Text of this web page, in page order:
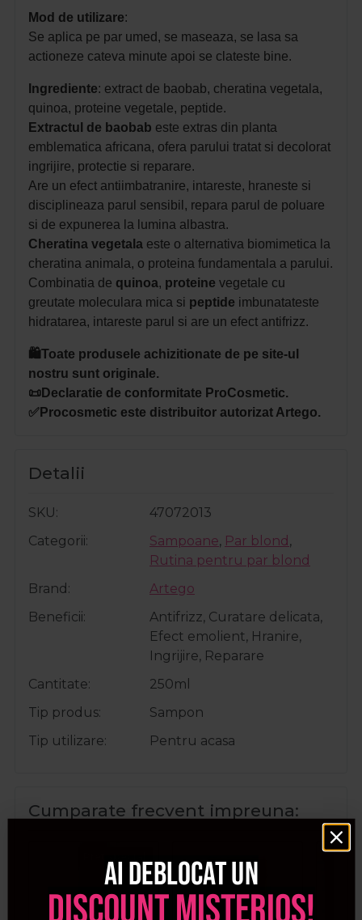
Mod de utilizare:
Se aplica pe par umed, se maseaza, se lasa sa
actioneze cateva minute apoi se clateste bine.
Ingrediente: extract de baobab, cheratina vegetala,
quinoa, proteine vegetale, peptide.
Extractul de baobab este extras din planta
emblematica africana, ofera parului tratat si decolorat
ingrijire, protectie si reparare.
Are un efect antiimbatranire, intareste, hraneste si
disciplineaza parul sensibil, repara parul de poluare
si de expunerea la lumina albastra.
Cheratina vegetala este o alternativa biomimetica la
cheratina animala, o proteina fundamentala a parului.
Combinatia de quinoa, proteine vegetale cu
greutate moleculara mica si peptide imbunatateste
hidratarea, intareste parul si are un efect antifrizz.
🛍️Toate produsele achizitionate de pe site-ul
nostru sunt originale.
📜Declaratie de conformitate ProCosmetic.
✅Procosmetic este distribuitor autorizat Artego.
Detalii
SKU
47072013
Categorii
Sampoane, Par blond ,
Rutina pentru par blond
Brand
Artego
Beneficii
Antifrizz, Curatare delicata,
Efect emolient, Hranire,
Ingrijire, Reparare
Cantitate
250ml
Tip produs
Sampon
Tip utilizare
Pentru acasa
Cumparate frecvent impreuna:
Ai deblocat un